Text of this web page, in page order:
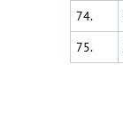
74.
75.